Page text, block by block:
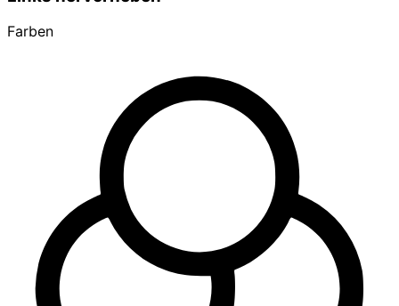
Farben